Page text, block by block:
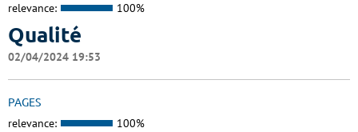
relevance: 100%
Qualité
02/04/2024 19:53
PAGES
relevance: 100%